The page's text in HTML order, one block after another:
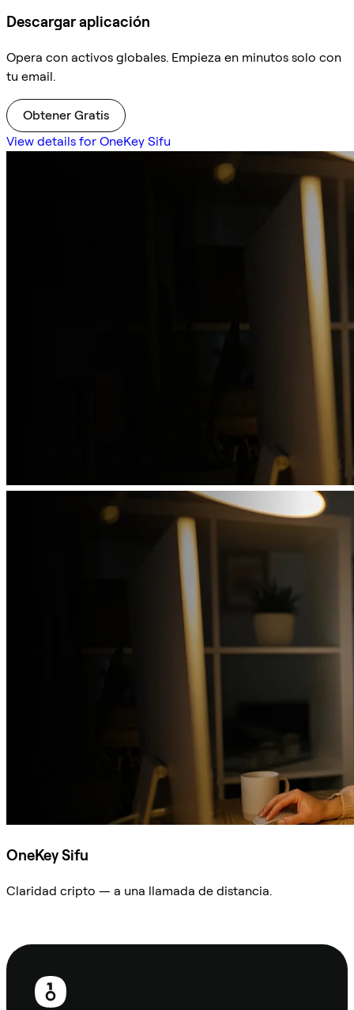
Descargar aplicación
Opera con activos globales. Empieza en minutos solo con
tu email.
Obtener Gratis
View details for OneKey Sifu
OneKey Sifu
Claridad cripto — a una llamada de distancia.
Pie